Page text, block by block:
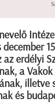
december
az erdélyi
a
illetve
és